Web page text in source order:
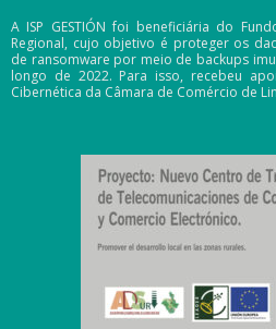
A ISP GESTIÓN foi beneficiária do
Regional, cujo objetivo é proteger os
de ransomware por meio de backups
longo de 2022. Para isso, recebeu
Cibernética da Câmara de Comércio de